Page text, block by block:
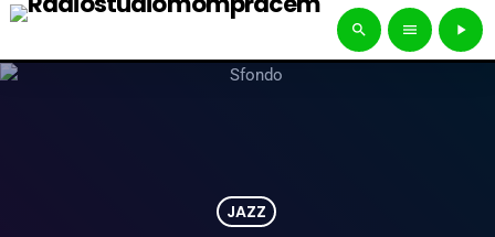
search menu play_arrow
JAZZ